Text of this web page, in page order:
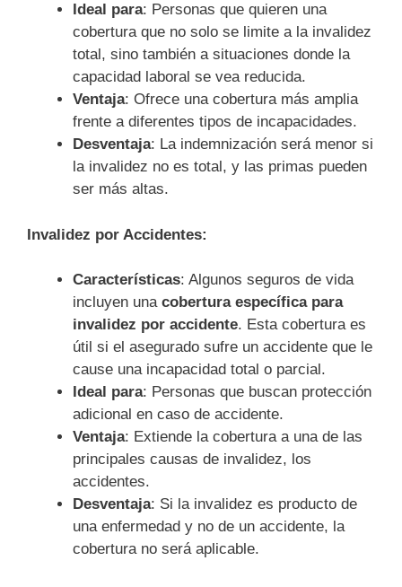
Ideal para: Personas que quieren una
cobertura que no solo se limite a la invalidez
total, sino también a situaciones donde la
capacidad laboral se vea reducida.
Ventaja: Ofrece una cobertura más amplia
frente a diferentes tipos de incapacidades.
Desventaja: La indemnización será menor si
la invalidez no es total, y las primas pueden
ser más altas.
Invalidez por Accidentes:
Características: Algunos seguros de vida
incluyen una cobertura específica para
invalidez por accidente. Esta cobertura es
útil si el asegurado sufre un accidente que le
cause una incapacidad total o parcial.
Ideal para: Personas que buscan protección
adicional en caso de accidente.
Ventaja: Extiende la cobertura a una de las
principales causas de invalidez, los
accidentes.
Desventaja: Si la invalidez es producto de
una enfermedad y no de un accidente, la
cobertura no será aplicable.